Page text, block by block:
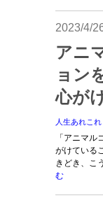
2023/4/
アニ
ョン
心が
人生あれこれ
「アニマ
がけている
きどき、こ
む